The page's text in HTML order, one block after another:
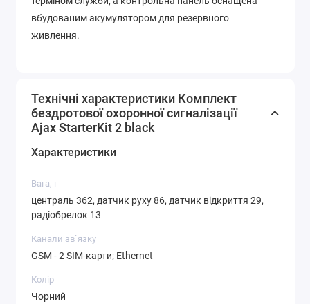
вбудованим акумулятором для резервного
живлення.
Технічні характеристики Комплект
бездротової охоронної сигналізації
Ajax StarterKit 2 black
Характеристики
Вага, г
централь 362, датчик руху 86, датчик відкриття 29,
радіобрелок 13
Канали зв`язку
GSM - 2 SIM-карти; Ethernet
Колір
Чорний